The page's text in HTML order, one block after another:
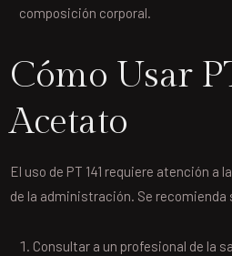
composición corporal.
Cómo Usar
Acetato
El uso de PT 141 requiere atención a
de la administración. Se
Consultar a un profesional de la